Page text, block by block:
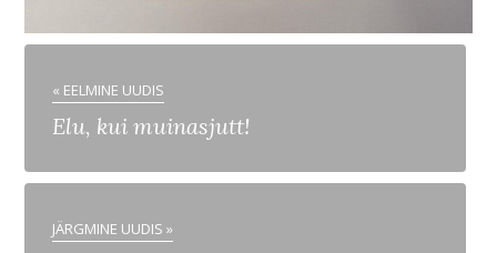
« EELMINE UUDIS
Elu, kui muinasjutt!
JÄRGMINE UUDIS »